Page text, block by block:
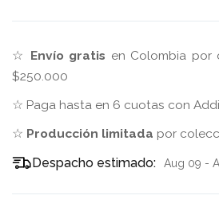
☆ Envío gratis en Colombia por
$250.000
☆ Paga hasta en 6 cuotas con Addi
☆ Producción limitada por
Despacho estimado:
Aug 09 -